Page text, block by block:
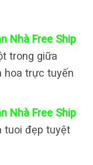
Nhà Free Ship
trong giữa
hoa trực tuyến
Nhà Free Ship
tuoi đẹp tuyệt